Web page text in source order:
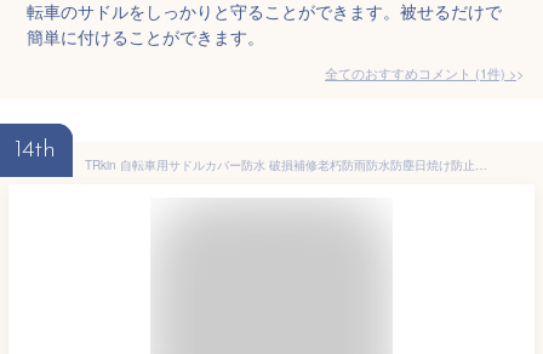
転車のサドルをしっかりと守ることができます。被せるだけで
簡単に付けることができます。
全てのおすすめコメント (1件) >
14th
TRkin 自転車用サドルカバー防水 破損補修老朽防雨防水防塵日焼け防止電動自転車 自転車簡単伸縮防雪防雨カバーサドルカバー (ブラック)